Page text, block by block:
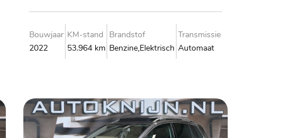
Bouwjaar
2022
KM-stand
53.964 km
Brandstof
Benzine,Elektrisch
Transmissie
Automaat